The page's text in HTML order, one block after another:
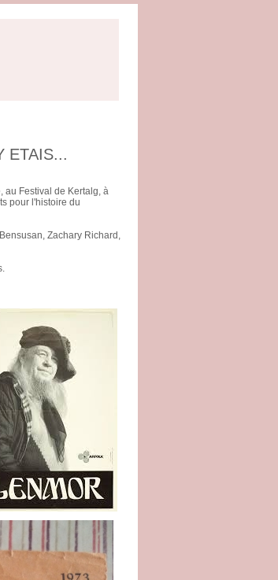
ETAIS...
au Festival de Kertalg, à
pour l'histoire du
Zachary Richard,